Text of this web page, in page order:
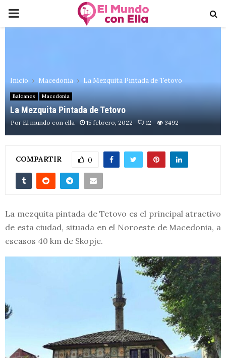
PRIMARY
Inicio Macedonia La Mezquita Pintada de Tetovo
Balcanes Macedonia
La Mezquita Pintada de Tetovo
Por El mundo con ella 15 febrero, 2022 12 3492
COMPARTIR 0
La mezquita pintada de Tetovo es el principal atractivo
de esta ciudad, situada en el Noroeste de Macedonia, a
escasos 40 km de Skopje.